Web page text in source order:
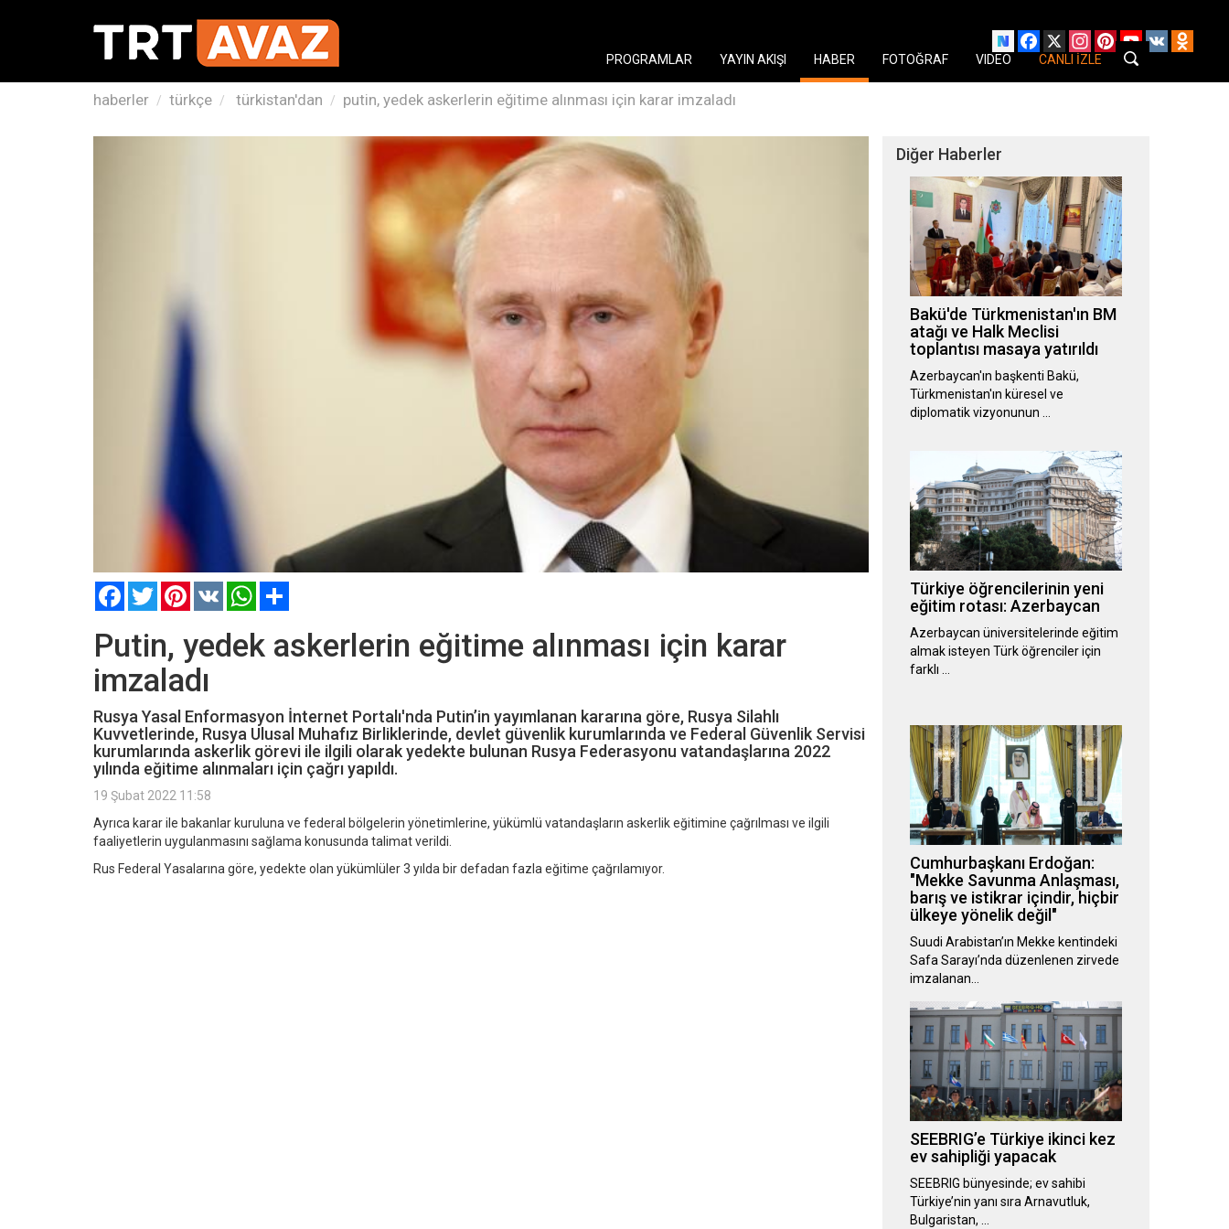
Facebook
X Instagram
PinterestYouTube
VK
PROGRAMLAR
YAYIN AKIŞI HABER FOTOĞRAF VIDEO CANLI İZLE
haberler türkçe türkistan'dan putin, yedek askerlerin eğitime alınması için karar imzaladı
FacebookTwitterPinterest
VK WhatsApp
Putin, yedek askerlerin eğitime alınması için karar
imzaladı
Rusya Yasal Enformasyon İnternet Portalı'nda Putin’in yayımlanan kararına göre, Rusya Silahlı
Kuvvetlerinde, Rusya Ulusal Muhafız Birliklerinde, devlet güvenlik kurumlarında ve Federal Güvenlik Servisi
kurumlarında askerlik görevi ile ilgili olarak yedekte bulunan Rusya Federasyonu vatandaşlarına 2022
yılında eğitime alınmaları için çağrı yapıldı.
19 Şubat 2022 11:58
Ayrıca karar ile bakanlar kuruluna ve federal bölgelerin yönetimlerine, yükümlü vatandaşların askerlik eğitimine çağrılması ve ilgili
faaliyetlerin uygulanmasını sağlama konusunda talimat verildi.
Rus Federal Yasalarına göre, yedekte olan yükümlüler 3 yılda bir defadan fazla eğitime çağrılamıyor.
Diğer Haberler
Bakü'de Türkmenistan'ın BM
atağı ve Halk Meclisi
toplantısı masaya yatırıldı
Azerbaycan'ın başkenti Bakü,
Türkmenistan'ın küresel ve
diplomatik vizyonunun …
Türkiye öğrencilerinin yeni
eğitim rotası: Azerbaycan
Azerbaycan üniversitelerinde eğitim
almak isteyen Türk öğrenciler için
farklı …
Cumhurbaşkanı Erdoğan:
"Mekke Savunma Anlaşması,
barış ve istikrar içindir, hiçbir
ülkeye yönelik değil"
Suudi Arabistan’ın Mekke kentindeki
Safa Sarayı’nda düzenlenen zirvede
imzalanan…
SEEBRIG’e Türkiye ikinci kez
ev sahipliği yapacak
SEEBRIG bünyesinde; ev sahibi
Türkiye’nin yanı sıra Arnavutluk,
Bulgaristan, …